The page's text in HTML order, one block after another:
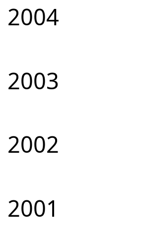
2004
2003
2002
2001